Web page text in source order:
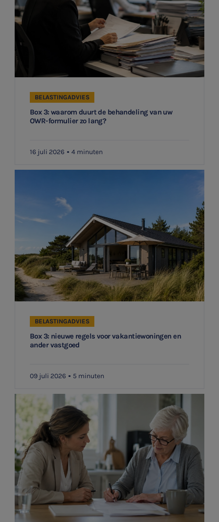
Box 3: waarom duurt de behandeling van uw
OWR-formulier zo lang?
BELASTINGADVIES
16 juli 2026 4 minuten
Box 3: nieuwe regels voor vakantiewoningen en
ander vastgoed
BELASTINGADVIES
09 juli 2026 5 minuten